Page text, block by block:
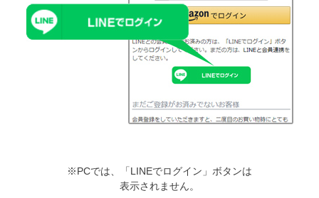
※PCでは、「LINEでログイン」ボタンは
表示されません。